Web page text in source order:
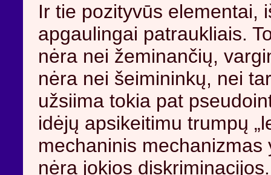
Ir tie pozityvūs elementai,
apgaulingai patraukliais.
nėra nei žeminančių,
nėra nei šeimininkų, nei
užsiima tokia pat
idėjų apsikeitimu trumpų
mechaninis
nėra jokios